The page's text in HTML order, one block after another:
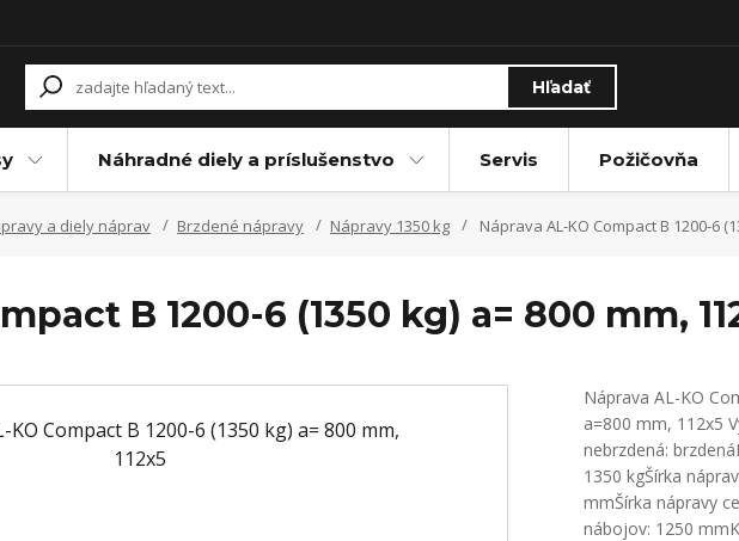
Hľadať
Náhradné diely a príslušenstvo Servis Požičovňa
a diely náprav Brzdené nápravy Nápravy 1350 kg Náprava AL-KO Compact B 1200-6
B 1200-6 (1350 kg) a= 800 mm,
Náprava AL-KO
a=800 mm, 112x5
nebrzdená:
1350 kgŠírka
mmŠírka nápravy
nábojov: 1250